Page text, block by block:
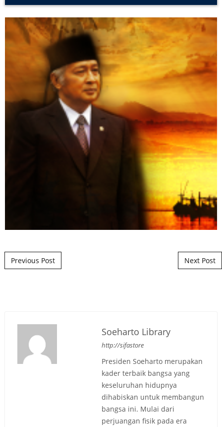
Post navigation
Previous Post Next Post
Soeharto Library
http://sifastore
Presiden Soeharto merupakan
kader terbaik bangsa yang
keseluruhan hidupnya
dihabiskan untuk membangun
bangsa ini. Mulai dari
perjuangan fisik pada era